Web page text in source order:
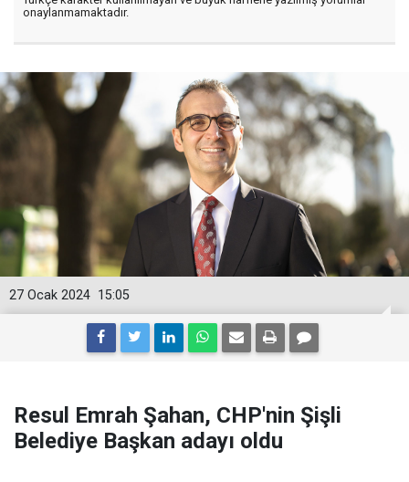
onaylanmamaktadır.
15:05
27 Ocak 2024
Resul Emrah Şahan, CHP'nin Şişli
Belediye Başkan adayı oldu